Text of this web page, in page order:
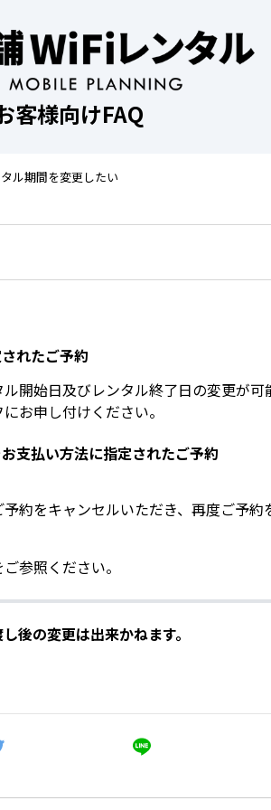
客様向けFAQ
ル期間を変更したい
れたご予約
開始日及びレンタル終了日の変更が可
お申し付けください。
支払い方法に指定されたご予約
約をキャンセルいただき、再度ご予約
ご参照ください。
後の変更は出来かねます。